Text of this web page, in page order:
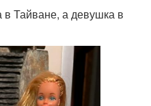
Тайване, а девушка в